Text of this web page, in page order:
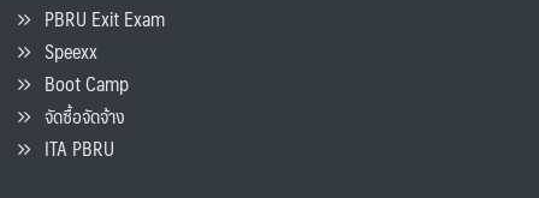
PBRU Exit Exam
Speexx
Boot Camp
จัดซื้อจัดจ้าง
ITA PBRU